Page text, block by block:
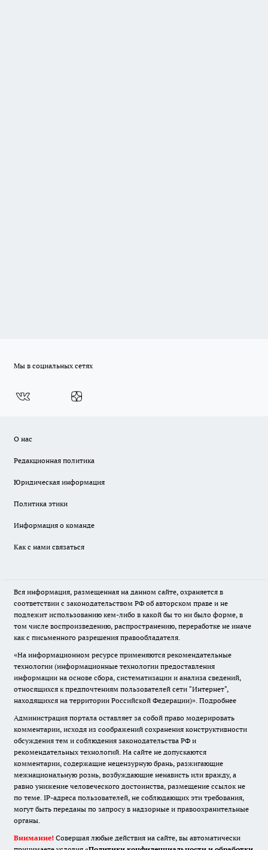
Мы в социальных сетях
О нас
Редакционная политика
Юридическая информация
Политика этики
Информация о команде
Как с нами связаться
Вся информация, размещенная на данном сайте, охраняется в
соответствии с законодательством РФ об авторском праве и не
подлежит использованию кем-либо в какой бы то ни было форме, в
том числе воспроизведению, распространению, переработке не иначе
как с письменного разрешения правообладателя.
«На информационном ресурсе применяются рекомендательные
технологии (информационные технологии предоставления
информации на основе сбора, систематизации и анализа сведений,
относящихся к предпочтениям пользователей сети "Интернет",
находящихся на территории Российской Федерации)». Подробнее
Администрация портала оставляет за собой право модерировать
комментарии, исходя из соображений сохранения конструктивности
обсуждения тем и соблюдения законодательства РФ и
рекомендательных технологий. На сайте не допускаются
комментарии, содержащие нецензурную брань, разжигающие
межнациональную рознь, возбуждающие ненависть или вражду, а
равно унижение человеческого достоинства, размещение ссылок не
по теме. IP-адреса пользователей, не соблюдающих эти требования,
могут быть переданы по запросу в надзорные и правоохранительные
органы.
Внимание! Совершая любые действия на сайте, вы автоматически